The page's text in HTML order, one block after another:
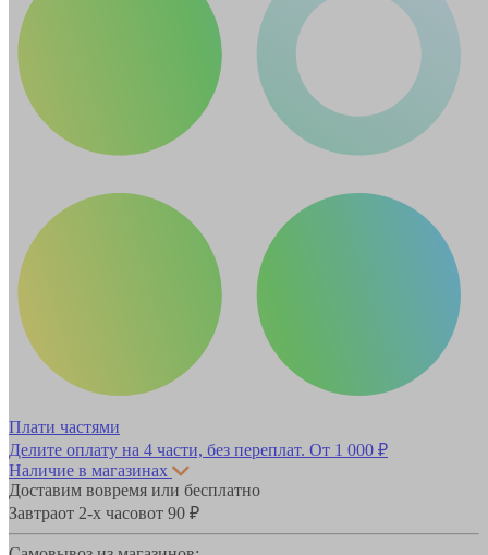
Плати частями
Делите оплату на 4 части, без переплат. От 1 000 ₽
Наличие в магазинах
Доставим вовремя или бесплатно
Завтраот 2-х часовот 90 ₽